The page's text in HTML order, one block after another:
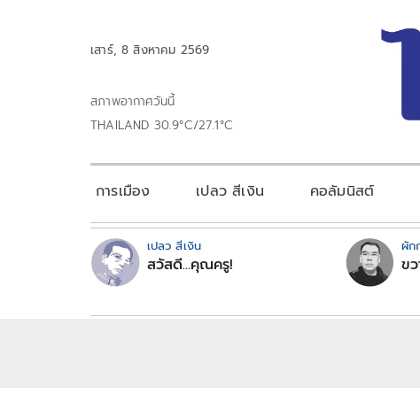
เสาร์, 8 สิงหาคม 2569
สภาพอากาศวันนี้
THAILAND 30.9°C/27.1°C
การเมือง เปลว สีเงิน คอลัมนิสต์
เปลว สีเงิน
สวัสดี...คุณครู!
ผัก
ข